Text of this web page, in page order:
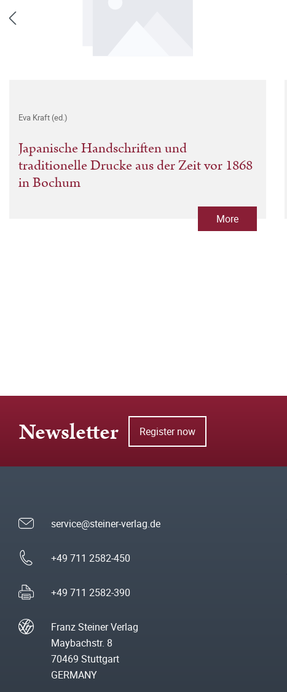
Eva Kraft (ed.)
Japanische Handschriften und
traditionelle Drucke aus der Zeit vor 1868
in Bochum
More
Newsletter Register now
service@steiner-verlag.de
+49 711 2582-450
+49 711 2582-390
Franz Steiner Verlag
Maybachstr. 8
70469 Stuttgart
GERMANY